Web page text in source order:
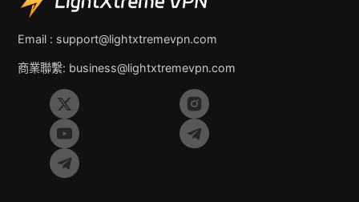
Email : support@lightxtremevpn.com
商業聯繫: business@lightxtremevpn.com